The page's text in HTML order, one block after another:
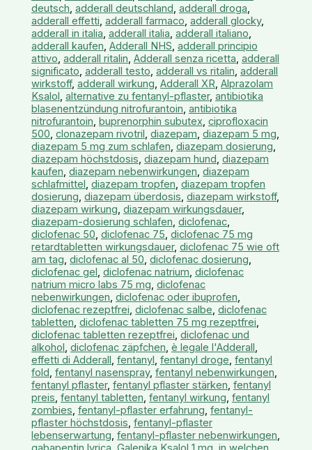
deutsch,adderall deutschland,adderall droga,
adderall effetti,adderall farmaco,adderall glocky,
adderall in italia,adderall italia,adderall italiano,
adderall kaufen,Adderall NHS,adderall principio
attivo,adderall ritalin,Adderall senza ricetta,adderall
significato,adderall testo,adderall vs ritalin,adderall
wirkstoff,adderall wirkung,Adderall XR,Alprazolam
Ksalol,alternative zu fentanyl-pflaster,antibiotika
blasenentzündung nitrofurantoin,antibiotika
nitrofurantoin,buprenorphin subutex,ciprofloxacin
500,clonazepam rivotril,diazepam,diazepam 5 mg,
diazepam 5 mg zum schlafen,diazepam dosierung,
diazepam höchstdosis,diazepam hund,diazepam
kaufen,diazepam nebenwirkungen,diazepam
schlafmittel,diazepam tropfen,diazepam tropfen
dosierung,diazepam überdosis,diazepam wirkstoff,
diazepam wirkung,diazepam wirkungsdauer,
diazepam-dosierung schlafen,diclofenac,
diclofenac 50,diclofenac 75,diclofenac 75 mg
retardtabletten wirkungsdauer,diclofenac 75 wie oft
am tag,diclofenac al 50,diclofenac dosierung,
diclofenac gel,diclofenac natrium,diclofenac
natrium micro labs 75 mg,diclofenac
nebenwirkungen,diclofenac oder ibuprofen,
diclofenac rezeptfrei,diclofenac salbe,diclofenac
tabletten,diclofenac tabletten 75 mg rezeptfrei,
diclofenac tabletten rezeptfrei,diclofenac und
alkohol,diclofenac zäpfchen,è legale l'Adderall,
effetti di Adderall,fentanyl,fentanyl droge,fentanyl
fold,fentanyl nasenspray,fentanyl nebenwirkungen,
fentanyl pflaster,fentanyl pflaster stärken,fentanyl
preis,fentanyl tabletten,fentanyl wirkung,fentanyl
zombies,fentanyl-pflaster erfahrung,fentanyl-
pflaster höchstdosis,fentanyl-pflaster
lebenserwartung,fentanyl-pflaster nebenwirkungen,